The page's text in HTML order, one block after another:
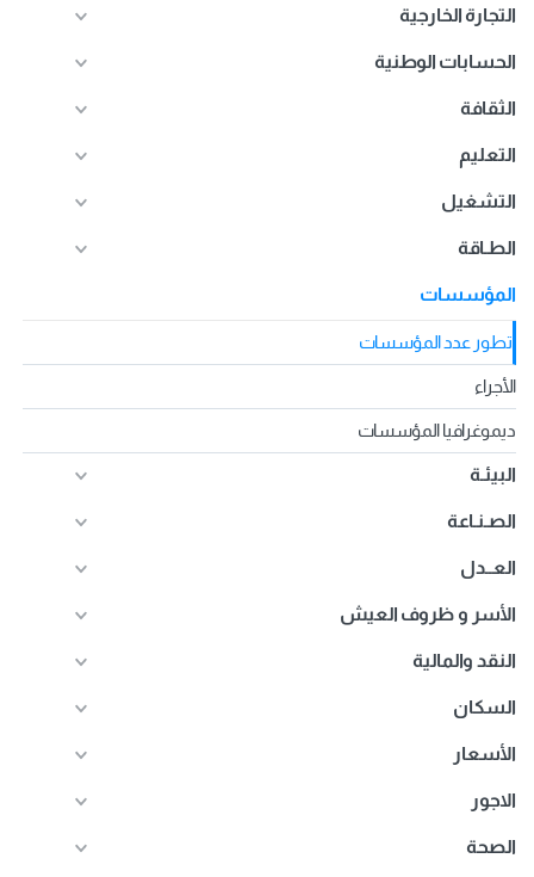
التجارة الخارجية
الحسابات الوطنية
الثقافة
التعليم
التشغيل
الطـاقة
المؤسسات
تطور عدد المؤسسات
الأجراء
ديموغرافيا المؤسسات
البيئـة
الصـنـاعة
العــدل
الأسر و ظروف العيش
النقد والمالية
السكان
الأسعار
الاجور
الصحة